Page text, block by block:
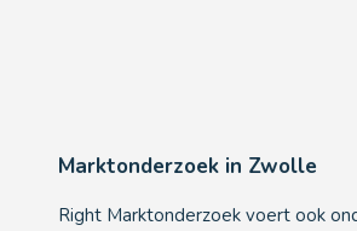
Marktonderzoek in Zwolle
Right Marktonderzoek voert ook